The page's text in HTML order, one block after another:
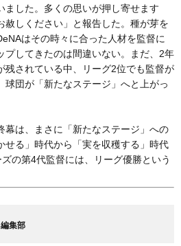
ました。多くの思いが押し寄せます
赦しください」と報告した。種が芽を
はその時々に合った人材を監督に
プしてきたのは間違いない。まだ、2年
残されている中、リーグ2位でも監督が
球団が「新たなステージ」へと上がっ
は、まさに「新たなステージ」への
せる」時代から「実を収穫する」時代
の第4代監督には、リーグ優勝という
集部